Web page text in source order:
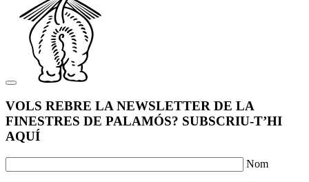
VOLS REBRE LA NEWSLETTER DE LA
FINESTRES DE PALAMÓS? SUBSCRIU-T’HI
AQUÍ
Nom